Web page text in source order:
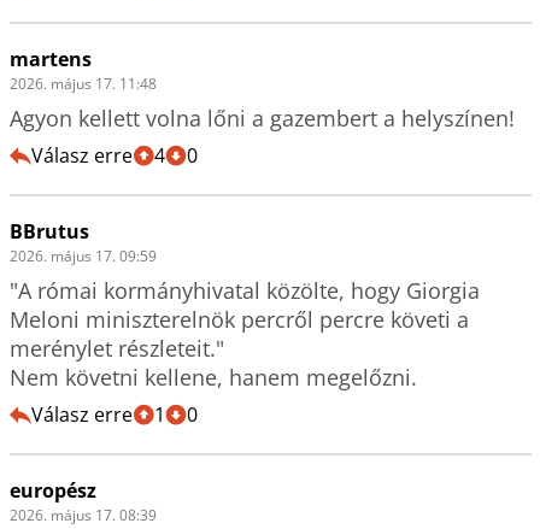
martens
2026. május 17. 11:48
Agyon kellett volna lőni a gazembert a helyszínen!
Válasz erre 4 0
BBrutus
2026. május 17. 09:59
"A római kormányhivatal közölte, hogy Giorgia
Meloni miniszterelnök percről percre követi a
merénylet részleteit."
Nem követni kellene, hanem megelőzni.
Válasz erre 1 0
europész
2026. május 17. 08:39